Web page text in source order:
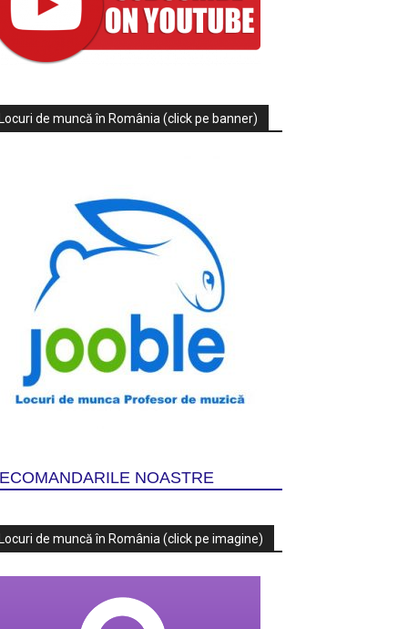
de muncă în România (click pe banner)
NOASTRE
de muncă în România (click pe imagine)